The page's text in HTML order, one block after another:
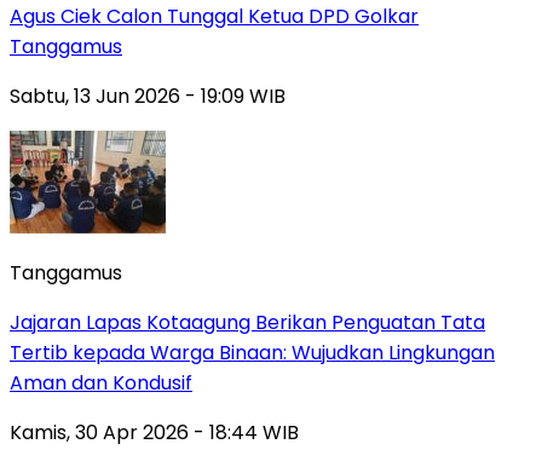
Agus Ciek Calon Tunggal Ketua DPD Golkar
Tanggamus
Sabtu, 13 Jun 2026 - 19:09 WIB
Tanggamus
Jajaran Lapas Kotaagung Berikan Penguatan Tata
Tertib kepada Warga Binaan: Wujudkan Lingkungan
Aman dan Kondusif
Kamis, 30 Apr 2026 - 18:44 WIB